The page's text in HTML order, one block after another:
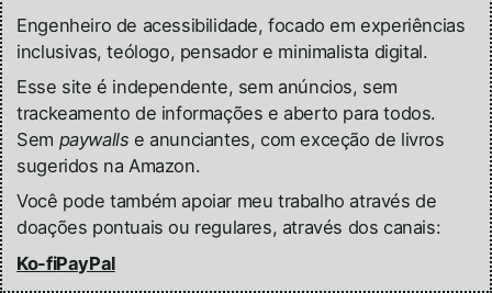
Engenheiro de acessibilidade, focado em experiências
inclusivas, teólogo, pensador e minimalista digital.
Esse site é independente, sem anúncios, sem
trackeamento de informações e aberto para todos.
Sem paywalls e anunciantes, com exceção de livros
sugeridos na Amazon.
Você pode também apoiar meu trabalho através de
doações pontuais ou regulares, através dos canais:
Ko-fiPayPal